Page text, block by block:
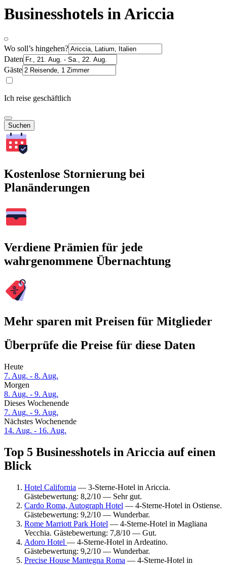
Businesshotels in Ariccia
Wo soll’s hingehen?
Daten
Gäste
Ich reise geschäftlich
Suchen
Kostenlose Stornierung bei
Planänderungen
Verdiene Prämien für jede
wahrgenommene Übernachtung
Mehr sparen mit Preisen für Mitglieder
Überprüfe die Preise für diese Daten
Heute
7. Aug. - 8. Aug.
Morgen
8. Aug. - 9. Aug.
Dieses Wochenende
7. Aug. - 9. Aug.
Nächstes Wochenende
14. Aug. - 16. Aug.
Top 5 Businesshotels in Ariccia auf einen
Blick
Hotel California — 3-Sterne-Hotel in Ariccia.
Gästebewertung: 8,2/10 — Sehr gut.
Cardo Roma, Autograph Hotel — 4-Sterne-Hotel in Ostiense.
Gästebewertung: 9,2/10 — Wunderbar.
Rome Marriott Park Hotel — 4-Sterne-Hotel in Magliana
Vecchia. Gästebewertung: 7,8/10 — Gut.
Adoro Hotel — 4-Sterne-Hotel in Ardeatino.
Gästebewertung: 9,2/10 — Wunderbar.
Precise House Mantegna Roma — 4-Sterne-Hotel in